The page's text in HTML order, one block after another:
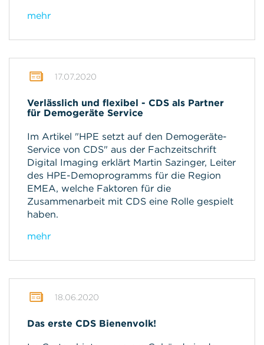
mehr
17.07.2020
Verlässlich und flexibel - CDS als Partner
für Demogeräte Service
Im Artikel "HPE setzt auf den Demogeräte-
Service von CDS" aus der Fachzeitschrift
Digital Imaging erklärt Martin Sazinger, Leiter
des HPE-Demoprogramms für die Region
EMEA, welche Faktoren für die
Zusammenarbeit mit CDS eine Rolle gespielt
haben.
mehr
18.06.2020
Das erste CDS Bienenvolk!